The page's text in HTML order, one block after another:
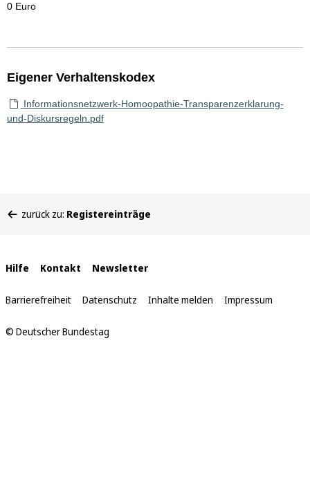
0 Euro
Eigener Verhaltenskodex
Informationsnetzwerk-Homoopathie-Transparenzerklarung-
und-Diskursregeln.pdf
befinden
zurück zu: Registereinträge
Interne
Links
Hilfe Kontakt Newsletter
Barrierefreiheit Datenschutz Inhalte melden Impressum
© Deutscher Bundestag